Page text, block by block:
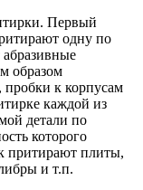
Первый
одну по
абразивные
образом
к корпусам
каждой из
детали по
которого
притирают плиты,
и т.п.